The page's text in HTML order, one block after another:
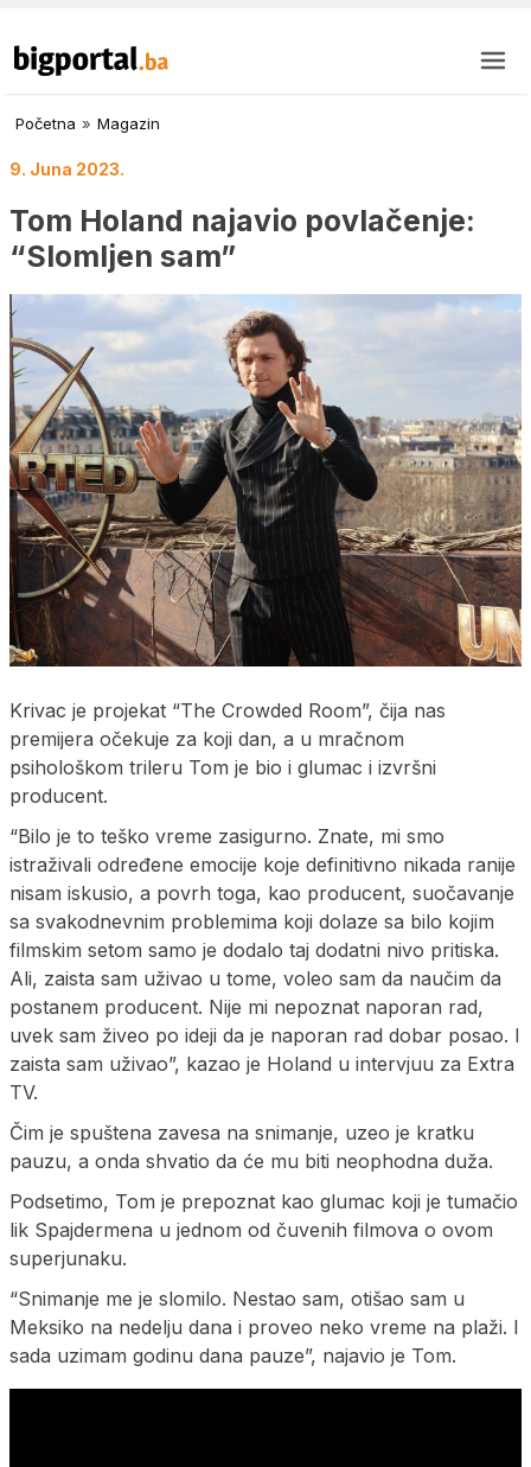
Početna » Magazin
9. Juna 2023.
Tom Holand najavio povlačenje:
“Slomljen sam”
Krivac je projekat “The Crowded Room”, čija nas
premijera očekuje za koji dan, a u mračnom
psihološkom trileru Tom je bio i glumac i izvršni
producent.
“Bilo je to teško vreme zasigurno. Znate, mi smo
istraživali određene emocije koje definitivno nikada ranije
nisam iskusio, a povrh toga, kao producent, suočavanje
sa svakodnevnim problemima koji dolaze sa bilo kojim
filmskim setom samo je dodalo taj dodatni nivo pritiska.
Ali, zaista sam uživao u tome, voleo sam da naučim da
postanem producent. Nije mi nepoznat naporan rad,
uvek sam živeo po ideji da je naporan rad dobar posao. I
zaista sam uživao”, kazao je Holand u intervjuu za Extra
TV.
Čim je spuštena zavesa na snimanje, uzeo je kratku
pauzu, a onda shvatio da će mu biti neophodna duža.
Podsetimo, Tom je prepoznat kao glumac koji je tumačio
lik Spajdermena u jednom od čuvenih filmova o ovom
superjunaku.
“Snimanje me je slomilo. Nestao sam, otišao sam u
Meksiko na nedelju dana i proveo neko vreme na plaži. I
sada uzimam godinu dana pauze”, najavio je Tom.